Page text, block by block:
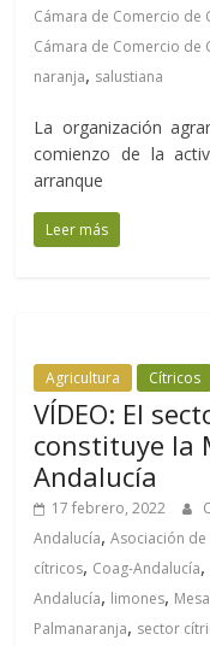
Cámara de Comercio de
Cámara de Comercio de
naranja, salustiana
La organización
comienzo de la
arranque
Leer más
Agricultura Cítricos
VÍDEO: El
constituye la
Andalucía
17 febrero, 2022
Andalucía,Asociación
cítricos, Coag-Andalucía,
Andalucía, limones,
Palmanaranja, sector